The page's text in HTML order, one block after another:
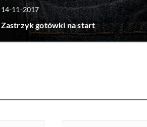
14-11-2017
Zastrzyk gotówki na start